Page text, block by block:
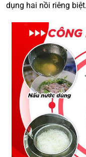
dụng hai nồi riêng biệt.